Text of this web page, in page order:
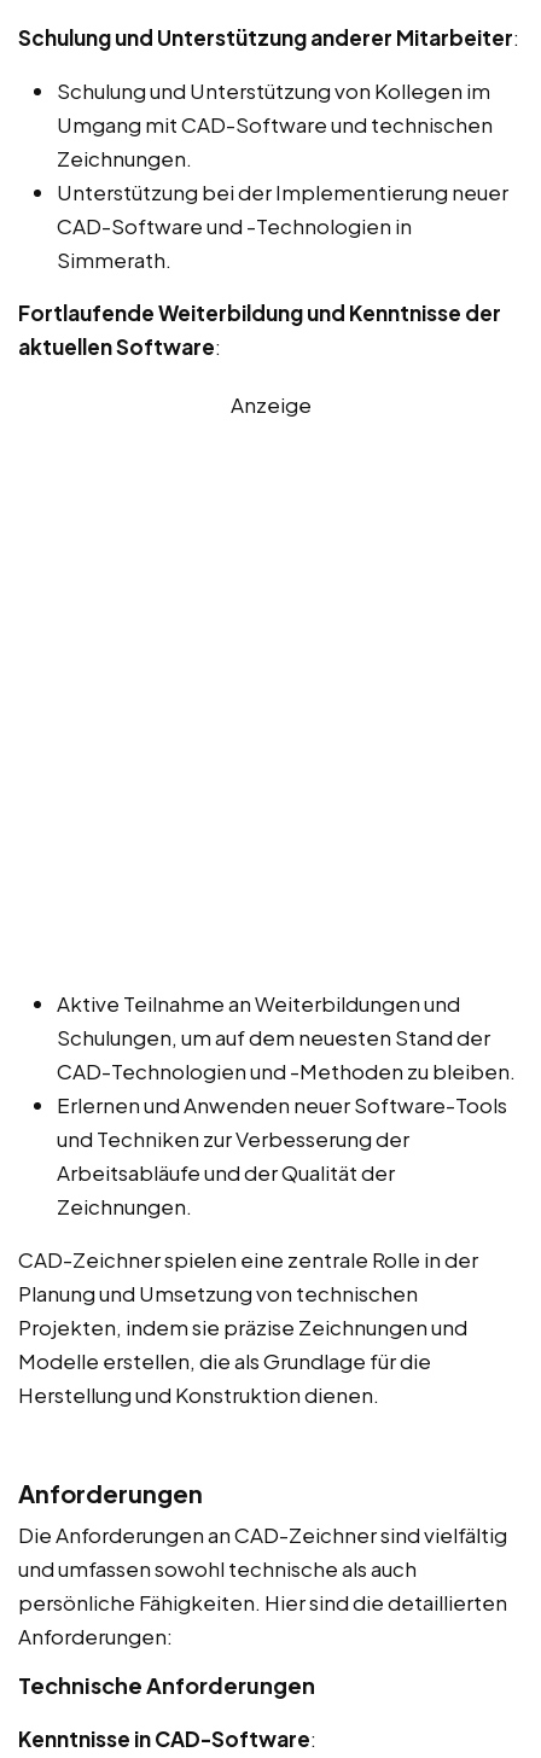
Schulung und Unterstützung anderer Mitarbeiter:
Schulung und Unterstützung von Kollegen im
Umgang mit CAD-Software und technischen
Zeichnungen.
Unterstützung bei der Implementierung neuer
CAD-Software und -Technologien in
Simmerath.
Fortlaufende Weiterbildung und Kenntnisse der
aktuellen Software:
Anzeige
Aktive Teilnahme an Weiterbildungen und
Schulungen, um auf dem neuesten Stand der
CAD-Technologien und -Methoden zu bleiben.
Erlernen und Anwenden neuer Software-Tools
und Techniken zur Verbesserung der
Arbeitsabläufe und der Qualität der
Zeichnungen.
CAD-Zeichner spielen eine zentrale Rolle in der
Planung und Umsetzung von technischen
Projekten, indem sie präzise Zeichnungen und
Modelle erstellen, die als Grundlage für die
Herstellung und Konstruktion dienen.
Anforderungen
Die Anforderungen an CAD-Zeichner sind vielfältig
und umfassen sowohl technische als auch
persönliche Fähigkeiten. Hier sind die detaillierten
Anforderungen:
Technische Anforderungen
Kenntnisse in CAD-Software: